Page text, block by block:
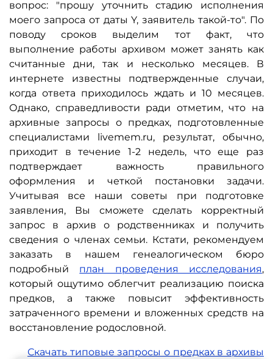
вопрос: "прошу уточнить стадию исполнения
моего запроса от даты Y, заявитель такой-то". По
поводу сроков выделим тот факт, что
выполнение работы архивом может занять как
считанные дни, так и несколько месяцев. В
интернете известны подтвержденные случаи,
когда ответа приходилось ждать и 10 месяцев.
Однако, справедливости ради отметим, что на
архивные запросы о предках, подготовленные
специалистами livemem.ru, результат, обычно,
приходит в течение 1-2 недель, что еще раз
подтверждает важность правильного
оформления и четкой постановки задачи.
Учитывая все наши советы при подготовке
заявления, Вы сможете сделать корректный
запрос в архив о родственниках и получить
сведения о членах семьи. Кстати, рекомендуем
заказать в нашем генеалогическом бюро
подробный план проведения исследования,
который ощутимо облегчит реализацию поиска
предков, а также повысит эффективность
затраченного времени и вложенных средств на
восстановление родословной.
Скачать типовые запросы о предках в архивы